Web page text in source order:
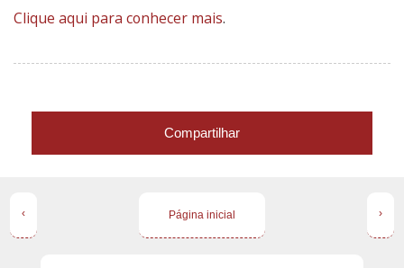
Clique aqui para conhecer mais.
Compartilhar
‹ ›
Página inicial